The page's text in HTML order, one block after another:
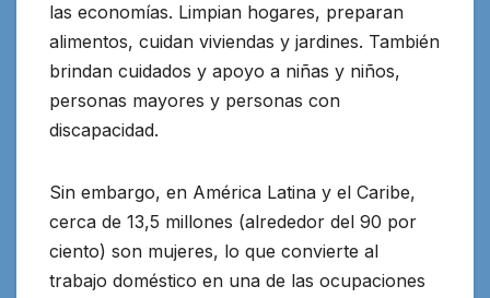
las economías. Limpian hogares, preparan
alimentos, cuidan viviendas y jardines. También
brindan cuidados y apoyo a niñas y niños,
personas mayores y personas con
discapacidad.
Sin embargo, en América Latina y el Caribe,
cerca de 13,5 millones (alrededor del 90 por
ciento) son mujeres, lo que convierte al
trabajo doméstico en una de las ocupaciones